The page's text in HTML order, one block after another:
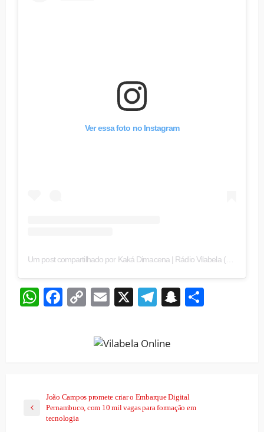
Ver essa foto no Instagram
Um post compartilhado por Kaká Dimacena | Rádio Vilabela (@kaka.dimacena)
WhatsApp
Facebook
CopyEmail
X Telegram
Snapchat
João Campos promete criar o Embarque Digital
Pernambuco, com 10 mil vagas para formação em
tecnologia